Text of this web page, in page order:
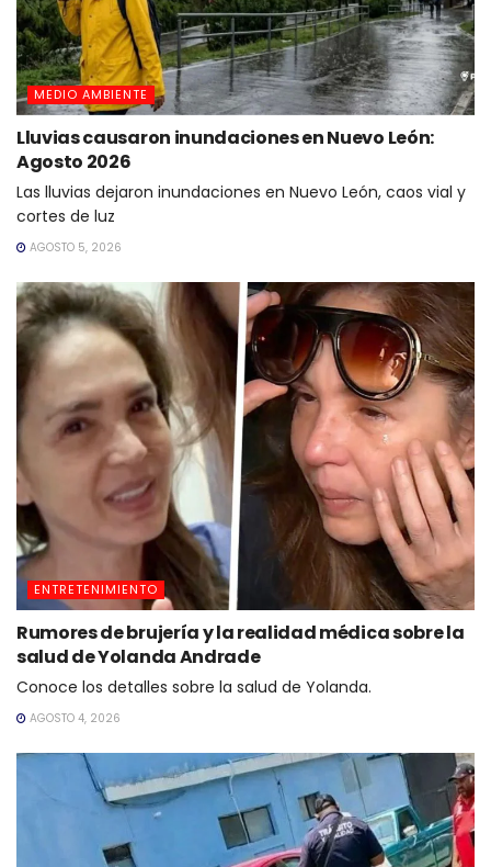
MEDIO AMBIENTE
Lluvias causaron inundaciones en Nuevo León:
Agosto 2026
Las lluvias dejaron inundaciones en Nuevo León, caos vial y
cortes de luz
AGOSTO 5, 2026
ENTRETENIMIENTO
Rumores de brujería y la realidad médica sobre la
salud de Yolanda Andrade
Conoce los detalles sobre la salud de Yolanda.
AGOSTO 4, 2026